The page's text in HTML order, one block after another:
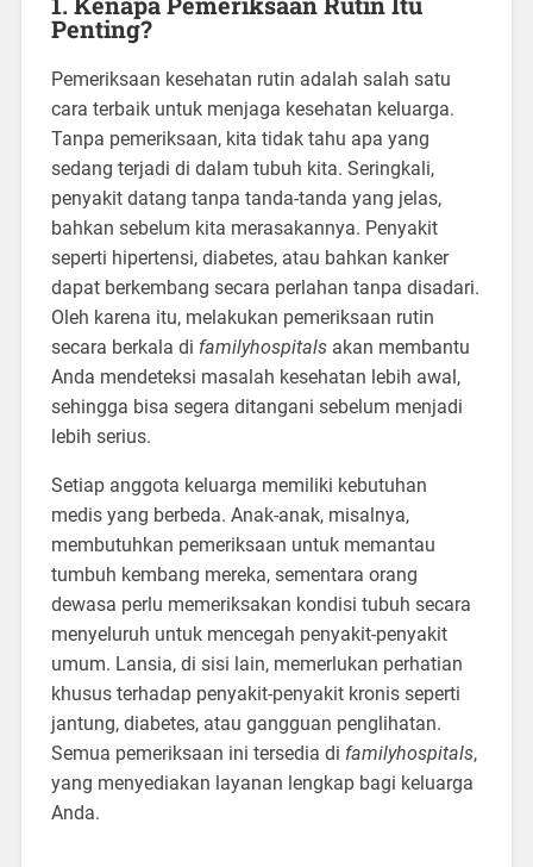
Penting?
Pemeriksaan kesehatan rutin adalah salah satu
cara terbaik untuk menjaga kesehatan keluarga.
Tanpa pemeriksaan, kita tidak tahu apa yang
sedang terjadi di dalam tubuh kita. Seringkali,
penyakit datang tanpa tanda-tanda yang jelas,
bahkan sebelum kita merasakannya. Penyakit
seperti hipertensi, diabetes, atau bahkan kanker
dapat berkembang secara perlahan tanpa disadari.
Oleh karena itu, melakukan pemeriksaan rutin
secara berkala di familyhospitalsakan membantu
Anda mendeteksi masalah kesehatan lebih awal,
sehingga bisa segera ditangani sebelum menjadi
lebih serius.
Setiap anggota keluarga memiliki kebutuhan
medis yang berbeda. Anak-anak, misalnya,
membutuhkan pemeriksaan untuk memantau
tumbuh kembang mereka, sementara orang
dewasa perlu memeriksakan kondisi tubuh secara
menyeluruh untuk mencegah penyakit-penyakit
umum. Lansia, di sisi lain, memerlukan perhatian
khusus terhadap penyakit-penyakit kronis seperti
jantung, diabetes, atau gangguan penglihatan.
Semua pemeriksaan ini tersedia di familyhospitals,
yang menyediakan layanan lengkap bagi keluarga
Anda.